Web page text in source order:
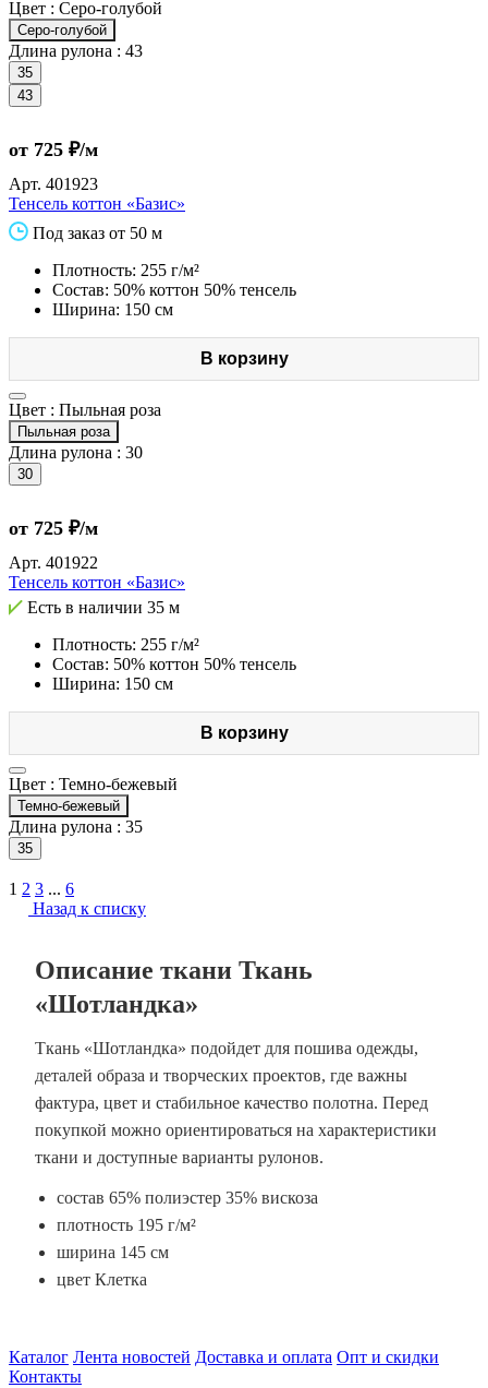
Цвет : Серо-голубой
Серо-голубой
Длина рулона : 43
35
43
от 725 ₽/м
Арт. 401923
Тенсель коттон «Базис»
Под заказ от 50 м
Плотность: 255 г/м²
Состав: 50% коттон 50% тенсель
Ширина: 150 см
В корзину
Цвет : Пыльная роза
Пыльная роза
Длина рулона : 30
30
от 725 ₽/м
Арт. 401922
Тенсель коттон «Базис»
Есть в наличии 35 м
Плотность: 255 г/м²
Состав: 50% коттон 50% тенсель
Ширина: 150 см
В корзину
Цвет : Темно-бежевый
Темно-бежевый
Длина рулона : 35
35
1 2 3 ... 6
Назад к списку
Описание ткани Ткань
«Шотландка»
Ткань «Шотландка» подойдет для пошива одежды,
деталей образа и творческих проектов, где важны
фактура, цвет и стабильное качество полотна. Перед
покупкой можно ориентироваться на характеристики
ткани и доступные варианты рулонов.
состав 65% полиэстер 35% вискоза
плотность 195 г/м²
ширина 145 см
цвет Клетка
Каталог Лента новостей Доставка и оплата Опт и скидки
Контакты